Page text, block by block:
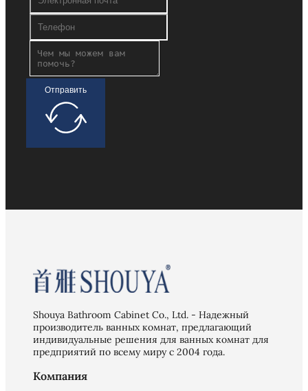
Отправить
Shouya Bathroom Cabinet Co., Ltd. - Надежный
производитель ванных комнат, предлагающий
индивидуальные решения для ванных комнат для
предприятий по всему миру с 2004 года.
Компания